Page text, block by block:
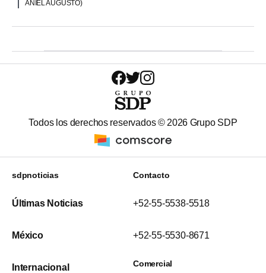
ANIEL AUGUSTO)
Todos los derechos reservados © 2026 Grupo SDP
sdpnoticias
Últimas Noticias
México
Internacional
Contacto
+52-55-5538-5518
+52-55-5530-8671
Comercial